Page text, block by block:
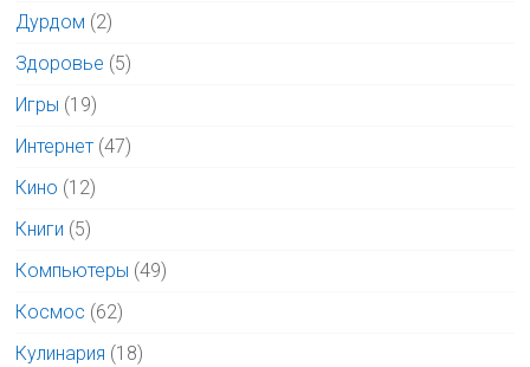
Дурдом (2)
Здоровье (5)
Игры (19)
Интернет (47)
Кино (12)
Книги (5)
Компьютеры (49)
Космос (62)
Кулинария (18)